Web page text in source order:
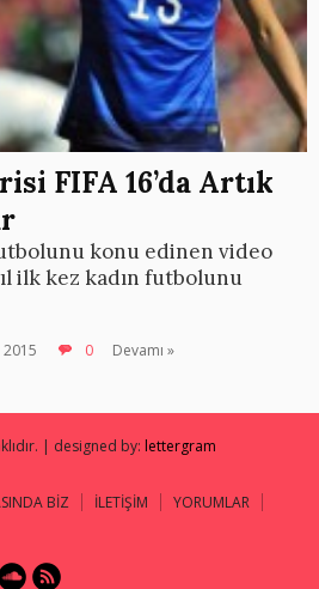
FIFA 16’da Artık
konu edinen video
ilk kez kadın futbolunu
0 Devamı »
| designed by: lettergram
BİZ İLETİŞİM
YORUMLAR